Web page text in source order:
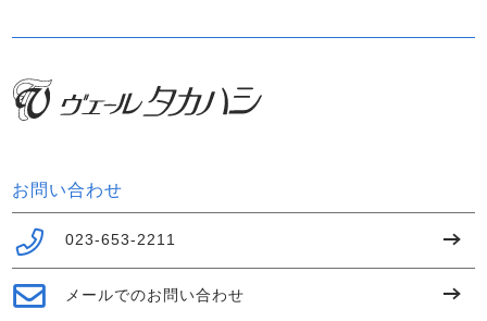
お問い合わせ
023-653-2211
メールでのお問い合わせ